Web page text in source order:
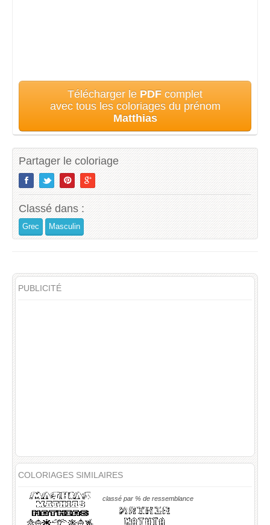
Télécharger le PDF complet
avec tous les coloriages du prénom
Matthias
Partager le coloriage
Classé dans :
Grec Masculin
PUBLICITÉ
COLORIAGES SIMILAIRES
classé par % de ressemblance